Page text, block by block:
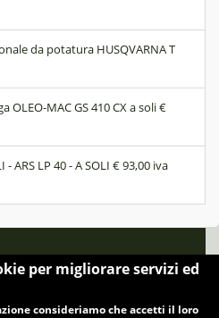
da potatura HUSQVARNA T
OLEO-MAC GS 410 CX a soli €
- ARS LP 40 - A SOLI € 93,00 iva
AGLIANO Loc. Molino,58038
email info@berniniagliano.it
per migliorare servizi ed
consideriamo che accetti il loro